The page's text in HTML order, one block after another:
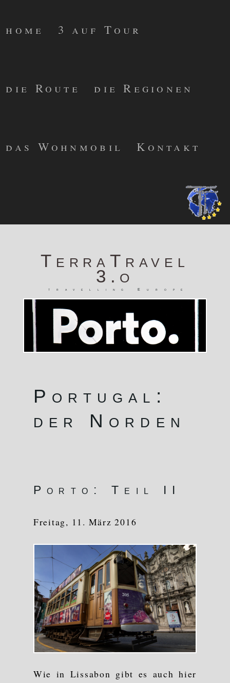
home 3 auf Tour
die Route die Regionen
das Wohnmobil Kontakt
TerraTravel
3.o
travelling Europe
Portugal:
der Norden
Porto: Teil II
Freitag, 11. März 2016
Wie in Lissabon gibt es auch hier